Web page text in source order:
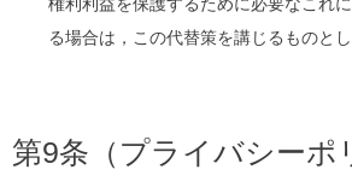
る場合は，この代替策を講じるものとし
第9条（プライバシーポ